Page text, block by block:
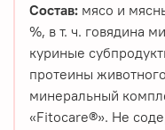
Состав: мясо и
%, в т. ч. говядина
куриные
протеины
минеральный
«Fitocare®». Не